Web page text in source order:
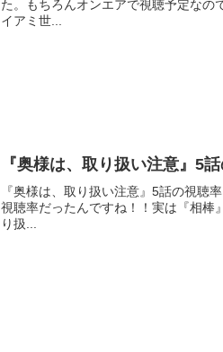
た。もちろんオンエアで視聴予定なの
イアミ世...
『奥様は、取り扱い注意』5
『奥様は、取り扱い注意』5話の視聴
視聴率だったんですね！！実は『相棒
り扱...